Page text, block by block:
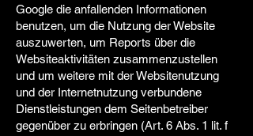
Google die anfallenden Informationen
benutzen, um die Nutzung der Website
auszuwerten, um Reports über die
Websiteaktivitäten zusammenzustellen
und um weitere mit der Websitenutzung
und der Internetnutzung verbundene
Dienstleistungen dem Seitenbetreiber
gegenüber zu erbringen (Art. 6 Abs. 1 lit. f